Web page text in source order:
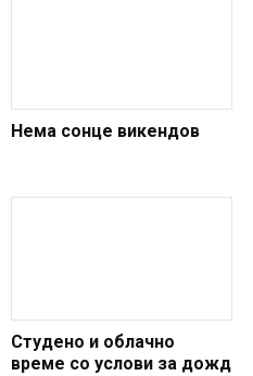
Нема сонце викендов
Студено и облачно
време со услови за дожд